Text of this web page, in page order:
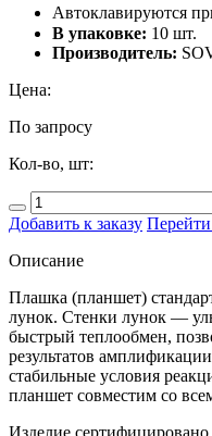
Автоклавируются
В упаковке: 10 шт.
Производитель:
Цена:
По запросу
Кол-во, шт:
Добавить к заказу
Описание
Плашка (планшет)
лунок. Стенки лунок —
быстрый теплообмен,
результатов
стабильные условия
планшет совместим со
Изделие